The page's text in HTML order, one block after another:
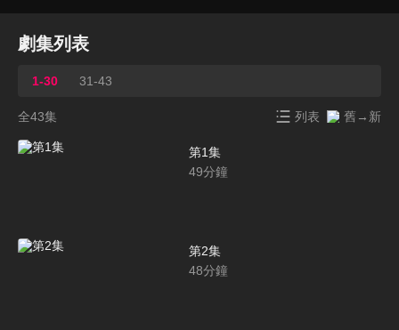
劇集列表
1-30 31-43
全43集 列表 舊→新
第1集
49分鐘
第2集
48分鐘